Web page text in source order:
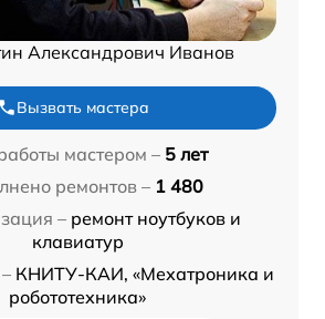
Александрович Иванов
Вызвать мастера
мастером – 5 лет
ремонтов – 1 480
– ремонт ноутбуков и
клавиатур
КНИТУ-КАИ, «Мехатроника и
робототехника»